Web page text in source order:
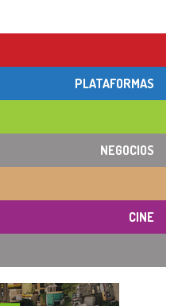
PLATAFORMAS
NEGOCIOS
CINE